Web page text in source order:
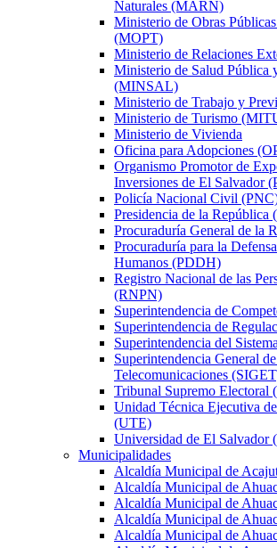
Naturales (MARN)
Ministerio de Obras
(MOPT)
Ministerio de Relaciones
Ministerio de Salud Pública
(MINSAL)
Ministerio de Trabajo y
Ministerio de Turismo
Ministerio de Vivienda
Oficina para Adopciones
Organismo Promotor de
Inversiones de El Salvador
Policía Nacional Civil
Presidencia de la República
Procuraduría General de la
Procuraduría para la
Humanos (PDDH)
Registro Nacional de las
(RNPN)
Superintendencia de
Superintendencia de
Superintendencia del
Superintendencia General
Telecomunicaciones
Tribunal Supremo Electoral
Unidad Técnica Ejecutiva
(UTE)
Universidad de El Salvador
Municipalidades
Alcaldía Municipal de
Alcaldía Municipal de
Alcaldía Municipal de
Alcaldía Municipal de
Alcaldía Municipal de